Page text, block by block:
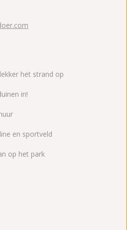
het strand op
in!
en sportveld
op het park